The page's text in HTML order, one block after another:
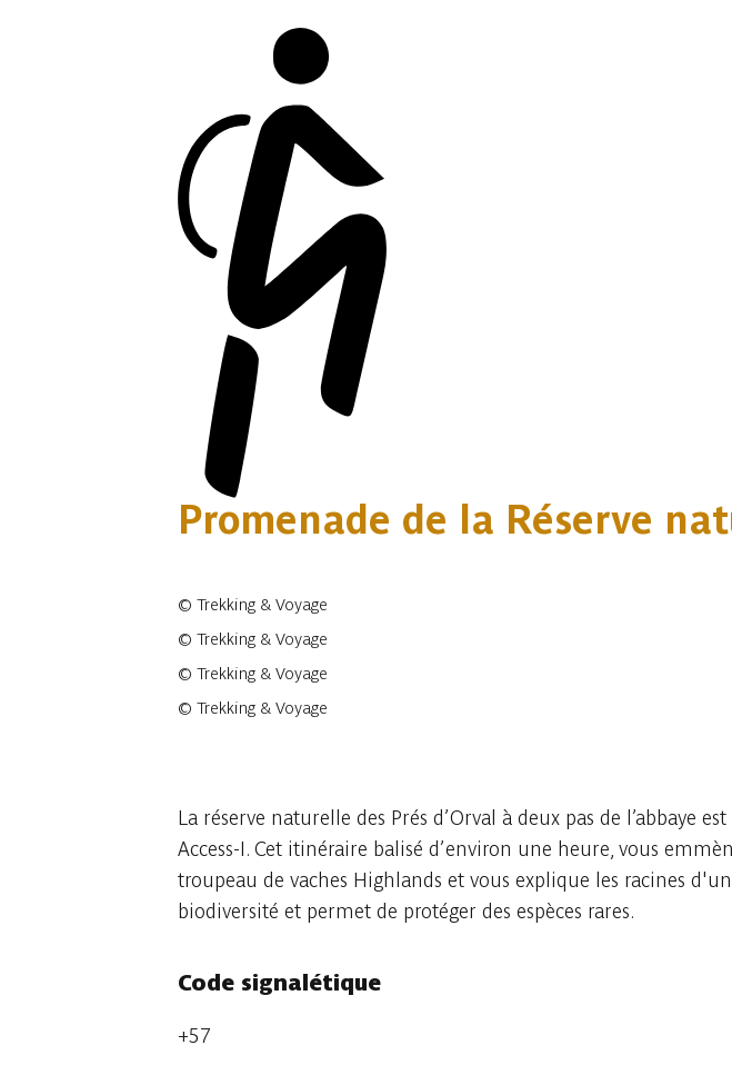
Promenade de la Réserve
© Trekking & Voyage
© Trekking & Voyage
© Trekking & Voyage
© Trekking & Voyage
La réserve naturelle des Prés d’Orval à deux pas de l’abbaye
Access-I. Cet itinéraire balisé d’environ une heure, vous
troupeau de vaches Highlands et vous explique les racines
biodiversité et permet de protéger des espèces rares.
Code signalétique
+57